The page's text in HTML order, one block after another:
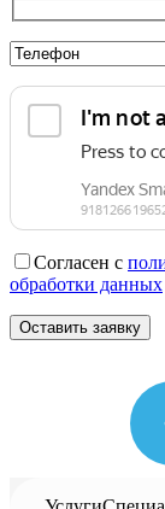
Согласен с
обработки данных